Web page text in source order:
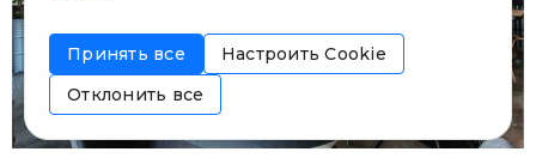
Принять все
Настроить Cookie
Отклонить все